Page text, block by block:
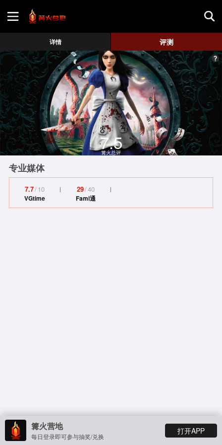
游戏评测
地图攻略
详情 评测
7.5
篝火总评
专业媒体
7.7/10
VGtime
29/40
Fami通
篝火营地
每日登录即可参与抽奖/兑换
打开APP